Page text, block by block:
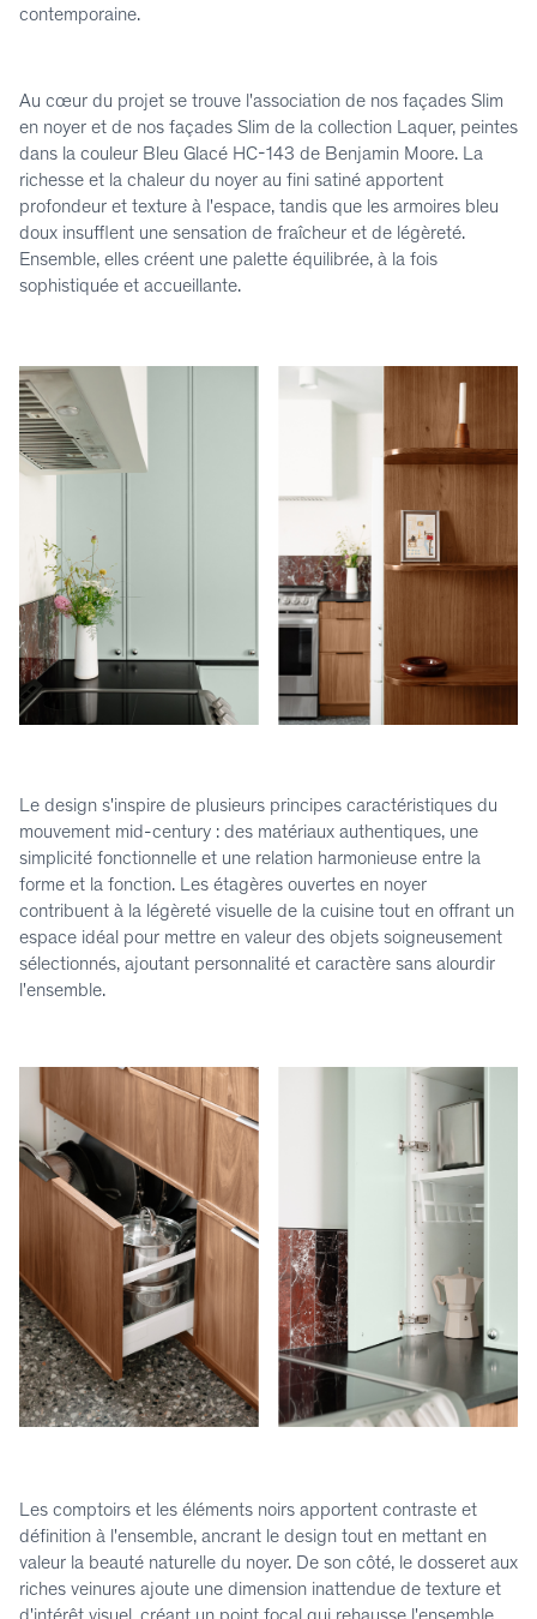
contemporaine.
Au cœur du projet se trouve l'association de nos façades Slim
en noyer et de nos façades Slim de la collection Laquer, peintes
dans la couleur Bleu Glacé HC-143 de Benjamin Moore. La
richesse et la chaleur du noyer au fini satiné apportent
profondeur et texture à l'espace, tandis que les armoires bleu
doux insufflent une sensation de fraîcheur et de légèreté.
Ensemble, elles créent une palette équilibrée, à la fois
sophistiquée et accueillante.
Le design s'inspire de plusieurs principes caractéristiques du
mouvement mid-century : des matériaux authentiques, une
simplicité fonctionnelle et une relation harmonieuse entre la
forme et la fonction. Les étagères ouvertes en noyer
contribuent à la légèreté visuelle de la cuisine tout en offrant un
espace idéal pour mettre en valeur des objets soigneusement
sélectionnés, ajoutant personnalité et caractère sans alourdir
l'ensemble.
Les comptoirs et les éléments noirs apportent contraste et
définition à l'ensemble, ancrant le design tout en mettant en
valeur la beauté naturelle du noyer. De son côté, le dosseret aux
riches veinures ajoute une dimension inattendue de texture et
d'intérêt visuel, créant un point focal qui rehausse l'ensemble